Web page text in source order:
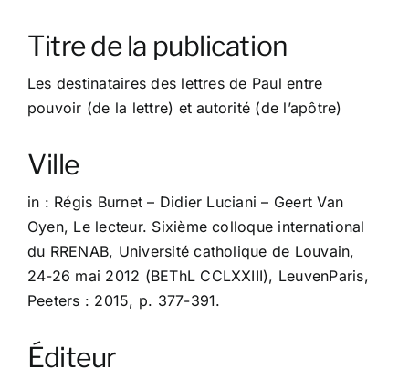
Contact
Titre de la publication
Les destinataires des lettres de Paul entre
pouvoir (de la lettre) et autorité (de l’apôtre)
Ville
in : Régis Burnet – Didier Luciani – Geert Van
Oyen, Le lecteur. Sixième colloque international
du RRENAB, Université catholique de Louvain,
24-26 mai 2012 (BEThL CCLXXIII), LeuvenParis,
Peeters : 2015, p. 377-391.
Éditeur